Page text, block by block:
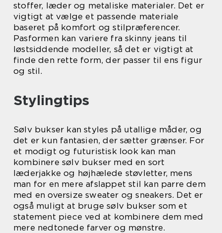
stoffer, læder og metaliske materialer. Det er
vigtigt at vælge et passende materiale
baseret på komfort og stilpræferencer.
Pasformen kan variere fra skinny jeans til
løstsiddende modeller, så det er vigtigt at
finde den rette form, der passer til ens figur
og stil.
Stylingtips
Sølv bukser kan styles på utallige måder, og
det er kun fantasien, der sætter grænser. For
et modigt og futuristisk look kan man
kombinere sølv bukser med en sort
læderjakke og højhælede støvletter, mens
man for en mere afslappet stil kan parre dem
med en oversize sweater og sneakers. Det er
også muligt at bruge sølv bukser som et
statement piece ved at kombinere dem med
mere nedtonede farver og mønstre.